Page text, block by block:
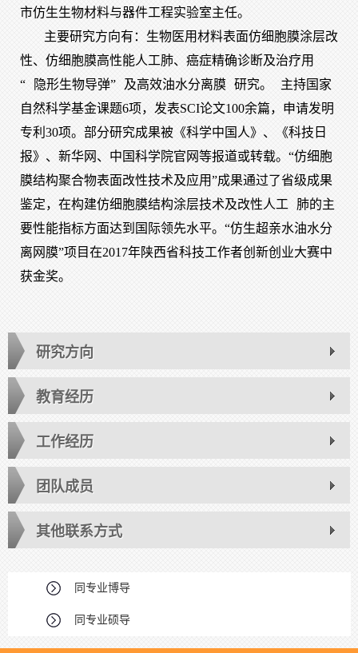
市仿生生物材料与器件工程实验室主任。
主要研究方向有：生物医用材料表面仿细胞膜涂层改
性、仿细胞膜高性能人工肺、癌症精确诊断及治疗用
“
隐形生物导弹” 及高效油水分离膜 研究。
主持国家
自然科学基金课题6项，发表SCI论文100余篇，申请发明
专利30项。部分研究成果被《科学中国人》、《科技日
报》、新华网、中国科学院官网等报道或转载。“仿细胞
膜结构聚合物表面改性技术及应用”成果通过了省级成果
鉴定，在构建仿细胞膜结构涂层技术及改性人工
肺的主
要性能指标方面达到国际领先水平。“仿生超亲水油水分
离网膜”项目在2017年陕西省科技工作者创新创业大赛中
获金奖。
研究方向
教育经历
工作经历
团队成员
其他联系方式
同专业博导
同专业硕导